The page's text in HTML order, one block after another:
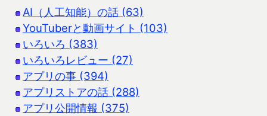
AI（人工知能）の話 (63)
YouTuberと動画サイト (103)
いろいろ (383)
いろいろレビュー (27)
アプリの事 (394)
アプリストアの話 (288)
アプリ公開情報 (375)